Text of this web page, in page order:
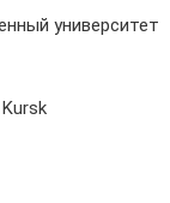
университет